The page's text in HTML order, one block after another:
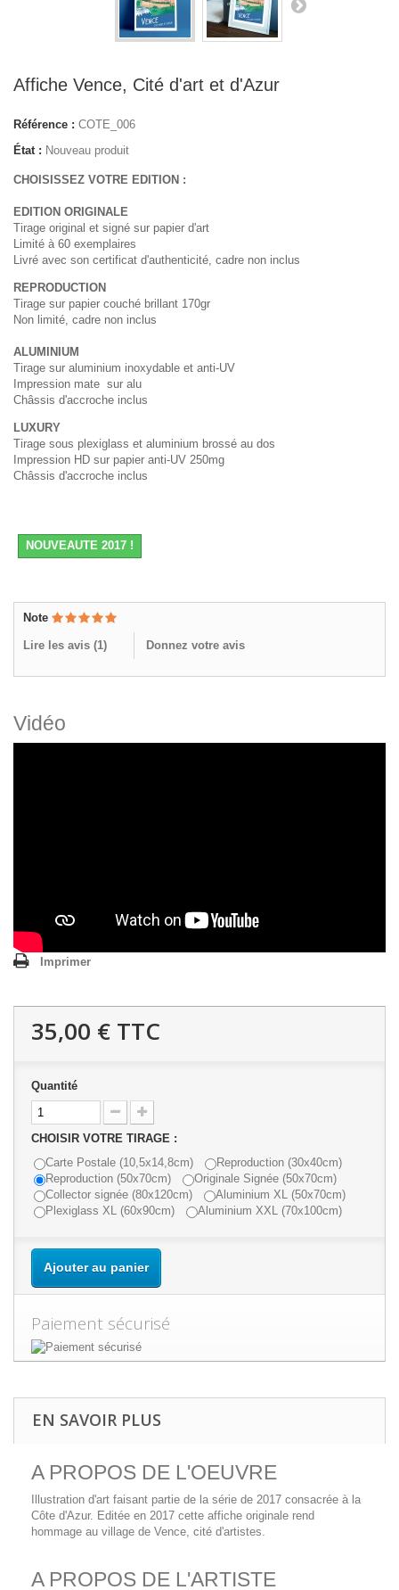
Affiche Vence, Cité d'art et d'Azur
Référence : COTE_006
État : Nouveau produit
CHOISISSEZ VOTRE EDITION :
EDITION ORIGINALE
Tirage original et signé sur papier d'art
Limité à 60 exemplaires
Livré avec son certificat d'authenticité, cadre non inclus
REPRODUCTION
Tirage sur papier couché brillant 170gr
Non limité, cadre non inclus
ALUMINIUM
Tirage sur aluminium inoxydable et anti-UV
Impression mate sur alu
Châssis d'accroche inclus
LUXURY
Tirage sous plexiglass et aluminium brossé au dos
Impression HD sur papier anti-UV 250mg
Châssis d'accroche inclus
NOUVEAUTE 2017 !
Note
Lire les avis (1) Donnez votre avis
Vidéo
Imprimer
35,00 € TTC
Quantité
CHOISIR VOTRE TIRAGE :
Carte Postale (10,5x14,8cm)
Reproduction (30x40cm)
Reproduction (50x70cm)
Originale Signée (50x70cm)
Collector signée (80x120cm)
Aluminium XL (50x70cm)
Plexiglass XL (60x90cm)
Aluminium XXL (70x100cm)
Ajouter au panier
Paiement sécurisé
EN SAVOIR PLUS
A PROPOS DE L'OEUVRE
Illustration d'art faisant partie de la série de 2017 consacrée à la
Côte d'Azur. Editée en 2017 cette affiche originale rend
hommage au village de Vence, cité d'artistes.
A PROPOS DE L'ARTISTE